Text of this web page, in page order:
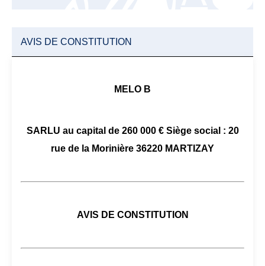
AVIS DE CONSTITUTION
MELO B
SARLU au capital de 260 000 € Siège social : 20
rue de la Morinière 36220 MARTIZAY
AVIS DE CONSTITUTION